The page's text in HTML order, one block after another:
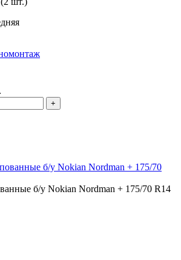
+
б/у Nokian Nordman + 175/70 R14